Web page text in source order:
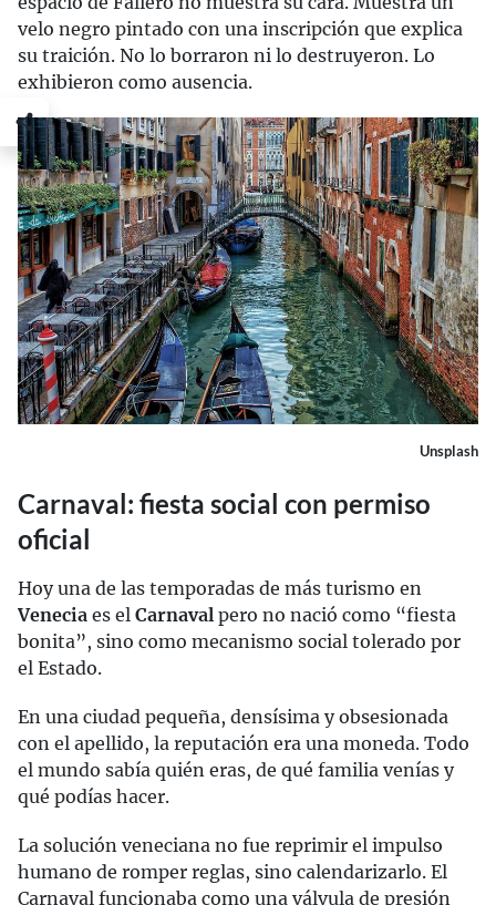
velo negro pintado con una inscripción que explica
su traición. No lo borraron ni lo destruyeron. Lo
exhibieron como ausencia.
Unsplash
Carnaval: fiesta social con permiso
oficial
Hoy una de las temporadas de más turismo en
Venecia es el Carnaval pero no nació como “fiesta
bonita”, sino como mecanismo social tolerado por
el Estado.
En una ciudad pequeña, densísima y obsesionada
con el apellido, la reputación era una moneda. Todo
el mundo sabía quién eras, de qué familia venías y
qué podías hacer.
La solución veneciana no fue reprimir el impulso
humano de romper reglas, sino calendarizarlo. El
Carnaval funcionaba como una válvula de presión